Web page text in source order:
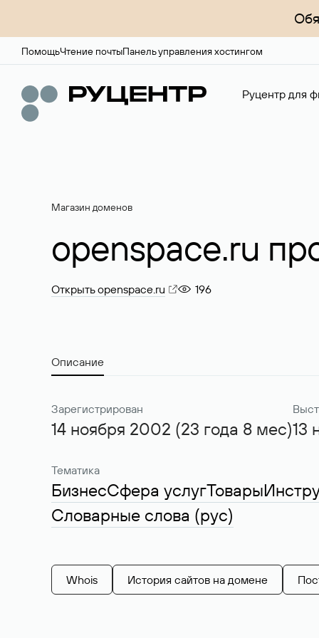
ПомощьЧтение почтыПанель управления хостингом
Руцентр для
Магазин доменов
openspace.ru
Открыть openspace.ru 196
Описание
Зарегистрирован
14 ноября 2002 (23 года 8 мес)13
Тематика
БизнесСфера услугТовары
Словарные слова (рус)
Whois История сайтов на домене